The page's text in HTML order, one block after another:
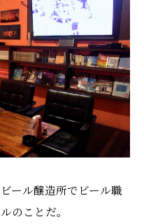
ール醸造所でビール職
のことだ。